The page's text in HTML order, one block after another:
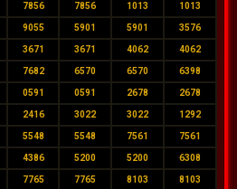
7856 7856 1013 1013
9055 5901 5901 3576
3671 3671 4062 4062
7682 6570 6570 6398
0591 0591 2678 2678
2416 3022 3022 1292
5548 5548 7561 7561
4386 5200 5200 6308
7765 7765 8103 8103